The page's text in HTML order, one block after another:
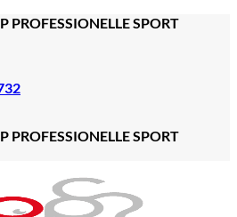
PROFESSIONELLE SPORT
PROFESSIONELLE SPORT